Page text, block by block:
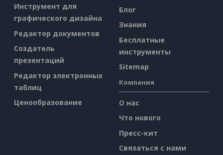
Инструмент для
графического дизайна
Редактор документов
Создатель
презентаций
Редактор электронных
таблиц
Ценообразование
Блог
Знания
Бесплатные
инструменты
Sitemap
Компания
О нас
Что нового
Пресс-кит
Связаться с нами